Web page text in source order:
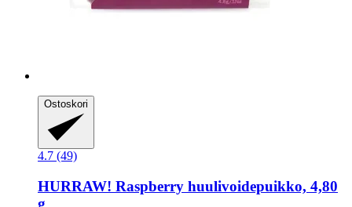
Ostoskori
4.7 (49)
HURRAW! Raspberry huulivoidepuikko, 4,80
g